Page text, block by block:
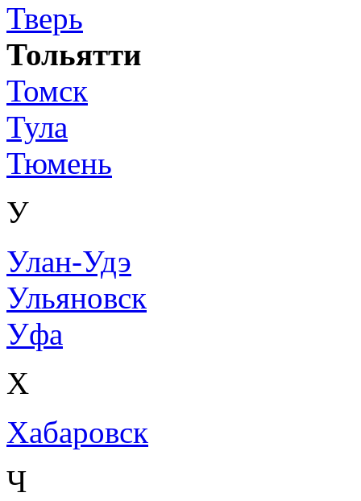
Тверь
Тольятти
Томск
Тула
Тюмень
У
Улан-Удэ
Ульяновск
Уфа
Х
Хабаровск
Ч